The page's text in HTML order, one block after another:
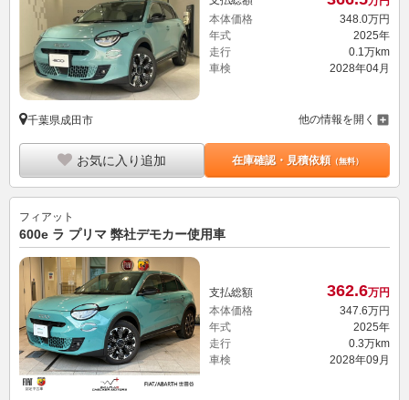
本体価格
348. 0万円
年式
2025年
走行
0.1万km
車検
2028年04月
千葉県成田市 他の情報を開く
お気に入り追加 在庫確認・見積依頼（無料）
フィアット
600e ラ プリマ 弊社デモカー使用車
支払総額 362.6万円
本体価格
347.6万円
年式
2025年
走行
0.3万km
車検
2028年09月